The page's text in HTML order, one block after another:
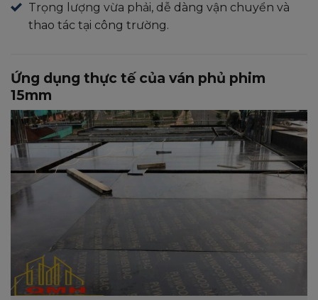
Trọng lượng vừa phải, dễ dàng vận chuyển và
thao tác tại công trường.
Ứng dụng thực tế của ván phủ phim
15mm